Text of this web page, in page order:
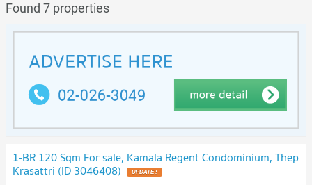
Found 7 properties
1-BR 120 Sqm For sale, Kamala Regent Condominium, Thep
Krasattri (ID 3046408) UPDATE !